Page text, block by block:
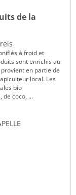
de la
à froid et
sont enrichis au
en partie de
local. Les
bio
de coco, ...